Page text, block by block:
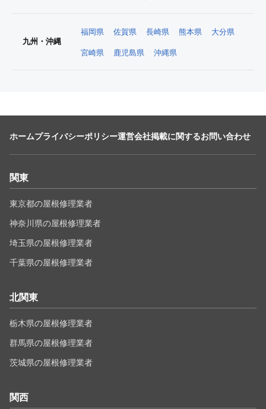
九州・沖縄
福岡県 佐賀県 長崎県 熊本県 大分県
宮崎県 鹿児島県 沖縄県
ホームプライバシーポリシー運営会社掲載に関するお問い合わせ
関東
東京都の屋根修理業者
神奈川県の屋根修理業者
埼玉県の屋根修理業者
千葉県の屋根修理業者
北関東
栃木県の屋根修理業者
群馬県の屋根修理業者
茨城県の屋根修理業者
関西